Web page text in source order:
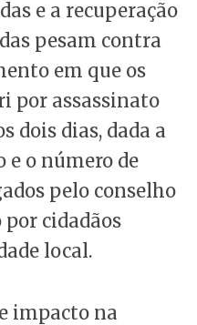
e a recuperação
pesam contra
em que os
por assassinato
dois dias, dada a
e o número de
pelo conselho
por cidadãos
local.
impacto na